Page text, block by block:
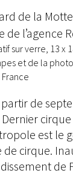
de la
l’agence
sur verre, 13 x
et de la
partir de
est le
de cirque.
de